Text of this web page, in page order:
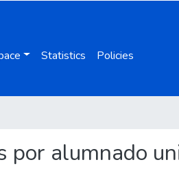
Statistics Policies
por alumnado